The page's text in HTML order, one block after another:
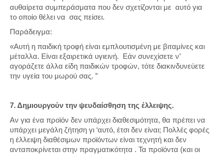
αυθαίρετα συμπεράσματα που δεν σχετίζονται με αυτό για
το οποίο θέλει να σας πείσει.
Παράδειγμα:
«Αυτή η παιδική τροφή είναι εμπλουτισμένη με βιταμίνες και
μέταλλα. Είναι εξαιρετικά υγιεινή. Εάν συνεχίσετε ν’
αγοράζετε άλλα είδη παιδικών τροφών, τότε διακινδυνεύετε
την υγεία του μωρού σας. ”
7. Δημιουργούν την ψευδαίσθηση της έλλειψης.
Αν για ένα προϊόν δεν υπάρχει διαθεσιμότητα, θα πρέπει να
υπάρχει μεγάλη ζήτηση γι ‘αυτό, έτσι δεν είναι; Πολλές φορές
η έλλειψη διαθέσιμων προϊόντων είναι τεχνητή και δεν
ανταποκρίνεται στην πραγματικότητα . Τα προϊόντα (και οι